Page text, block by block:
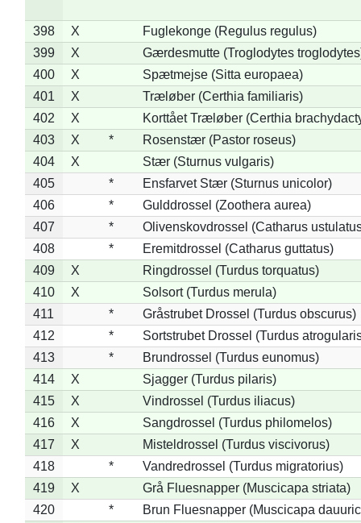
398 X
Fuglekonge (Regulus regulus)
399
X
Gærdesmutte (Troglodytes
400
X
Spætmejse (Sitta europaea)
401
X
Træløber (Certhia familiaris)
402
X
Korttået Træløber (Certhia
403
X *
Rosenstær (Pastor roseus)
404
X
Stær (Sturnus vulgaris)
405
*
Ensfarvet Stær (Sturnus unicolor)
406
*
Gulddrossel (Zoothera aurea)
407
*
Olivenskovdrossel (Catharus
408
*
Eremitdrossel (Catharus guttatus)
409
X
Ringdrossel (Turdus torquatus)
410
X
Solsort (Turdus merula)
411
*
Gråstrubet Drossel (Turdus obscurus)
412
*
Sortstrubet Drossel (Turdus
413
*
Brundrossel (Turdus eunomus)
414
X
Sjagger (Turdus pilaris)
415
X
Vindrossel (Turdus iliacus)
416
X
Sangdrossel (Turdus philomelos)
417
X
Misteldrossel (Turdus viscivorus)
418
*
Vandredrossel (Turdus migratorius)
419
X
Grå Fluesnapper (Muscicapa striata)
420
*
Brun Fluesnapper (Muscicapa